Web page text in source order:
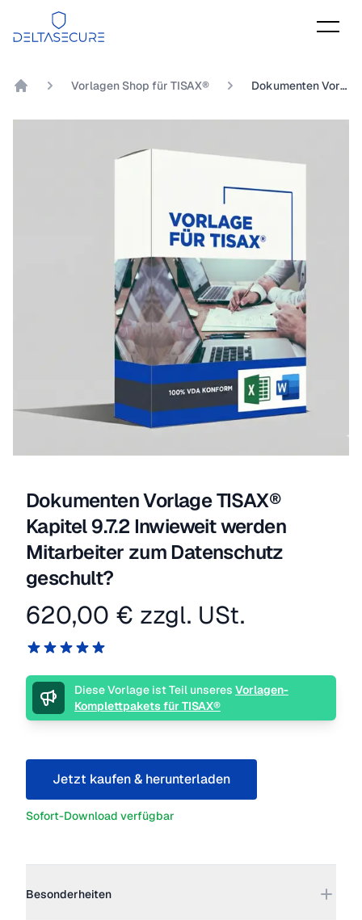
DeltaSecure
Vorlagen Shop für TISAX® Dokumenten Vorlage TISAX® Kapitel 9.7.2 Inwieweit werden Mitarbeiter zum Datenschutz geschult?
Dokumenten Vorlage TISAX®
Kapitel 9.7.2 Inwieweit werden
Mitarbeiter zum Datenschutz
geschult?
Produktinformation
620,00 € zzgl. USt.
Reviews
5 von 5 Sternen
BeschreibungDiese Vorlage ist Teil unseres Vorlagen-
Komplettpakets für TISAX®
Jetzt kaufen & herunterladen
Sofort-Download verfügbar
Besonderheiten